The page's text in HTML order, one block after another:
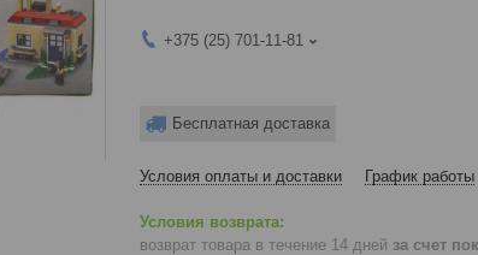
+375 (25) 701-11-81
Бесплатная доставка
Условия оплаты и доставки График работы
возврат товара в течение 14 дней за счет